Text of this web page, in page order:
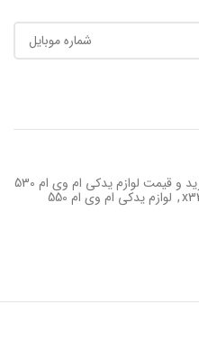
و قیمت لوازم یدکی ام وی ام 530
, لوازم یدکی ام وی ام 550